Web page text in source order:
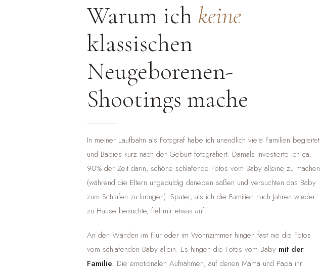
Warum ich keine
klassischen
Neugeborenen-
Shootings mache
In meiner Laufbahn als Fotograf habe ich unendlich viele Familien begleitet
und Babies kurz nach der Geburt fotografiert. Damals investierte ich ca.
90% der Zeit darin, schöne schlafende Fotos vom Baby alleine zu machen
(während die Eltern ungeduldig daneben saßen und versuchten das Baby
zum Schlafen zu bringen). Später, als ich die Familien nach Jahren wieder
zu Hause besuchte, fiel mir etwas auf.
An den Wänden im Flur oder im Wohnzimmer hingen fast nie die Fotos
vom schlafenden Baby allein. Es hingen die Fotos vom Baby mit der
Familie. Die emotionalen Aufnahmen, auf denen Mama und Papa ihr